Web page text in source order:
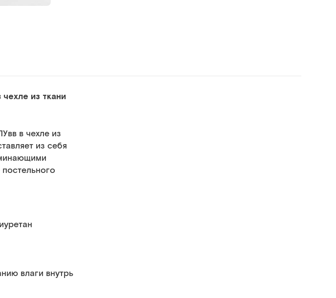
из ткани
в чехле из
из себя
влаги внутрь